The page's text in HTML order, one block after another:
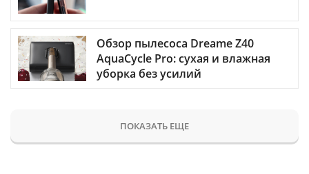
Обзор пылесоса Dreame Z40
AquaCycle Pro: сухая и влажная
уборка без усилий
ПОКАЗАТЬ ЕЩЕ